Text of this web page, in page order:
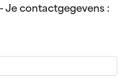
Je contactgegevens :